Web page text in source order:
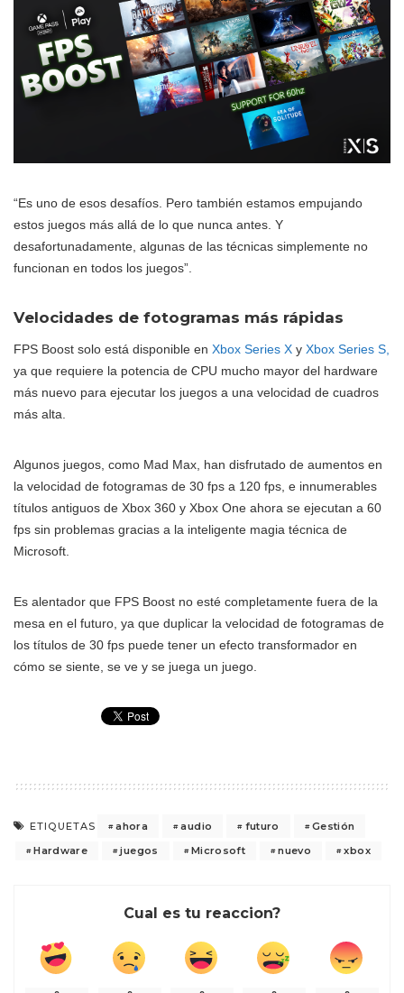
“Es uno de esos desafíos. Pero también estamos empujando
estos juegos más allá de lo que nunca antes. Y
desafortunadamente, algunas de las técnicas simplemente no
funcionan en todos los juegos”.
Velocidades de fotogramas más rápidas
FPS Boost solo está disponible en Xbox Series X y Xbox Series S,
ya que requiere la potencia de CPU mucho mayor del hardware
más nuevo para ejecutar los juegos a una velocidad de cuadros
más alta.
Algunos juegos, como Mad Max, han disfrutado de aumentos en
la velocidad de fotogramas de 30 fps a 120 fps, e innumerables
títulos antiguos de Xbox 360 y Xbox One ahora se ejecutan a 60
fps sin problemas gracias a la inteligente magia técnica de
Microsoft.
Es alentador que FPS Boost no esté completamente fuera de la
mesa en el futuro, ya que duplicar la velocidad de fotogramas de
los títulos de 30 fps puede tener un efecto transformador en
cómo se siente, se ve y se juega un juego.
ETIQUETAS ahora audio futuro
Gestión
Hardware
juegos Microsoft nuevo xbox
Cual es tu reaccion?